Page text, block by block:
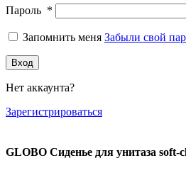
Пароль *
Запомнить меня Забыли свой
Вход
Нет аккаунта?
Зарегистрироваться
GLOBO Сиденье для унитаза soft-